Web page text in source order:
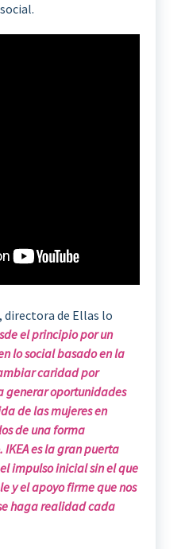
, directora de Ellas lo
el principio por un
lo social basado en la
caridad por
generar oportunidades
de las mujeres en
de una forma
es la gran puerta
impulso inicial sin el que
y el apoyo firme que nos
haga realidad cada